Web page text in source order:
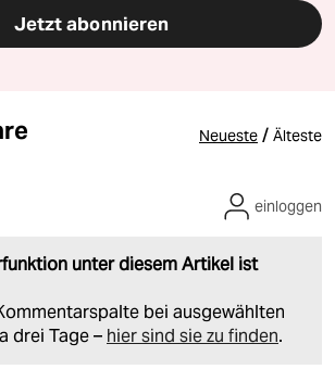
Jetzt abonnieren
Neueste / Älteste
unter diesem Artikel ist
bei ausgewählten
drei Tage – hier sind sie zu finden.
einloggen